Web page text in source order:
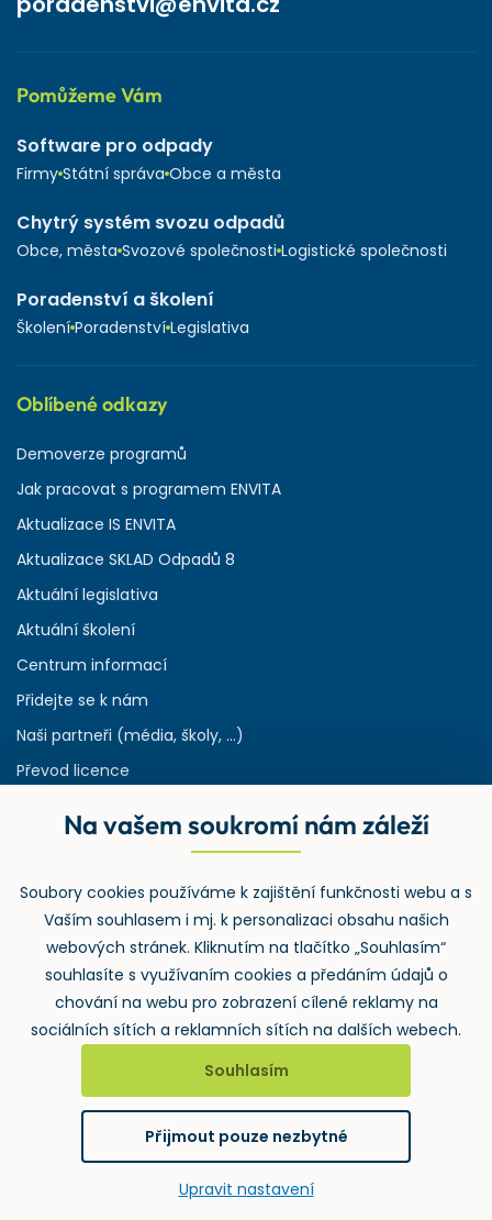
Pomůžeme Vám
Software pro odpady
Firmy Státní správa Obce a města
Chytrý systém svozu odpadů
Obce, města Svozové společnosti Logistické společnosti
Poradenství a školení
Školení Poradenství Legislativa
Oblíbené odkazy
Demoverze programů
Jak pracovat s programem ENVITA
Aktualizace IS ENVITA
Aktualizace SKLAD Odpadů 8
Aktuální legislativa
Aktuální školení
Centrum informací
Přidejte se k nám
Naši partneři (média, školy, ...)
Převod licence
Rejstřík používaných zkratek v odpadech
Zpětný odběr
Wolters Kluwer ČR, a.s., U nákladového nádraží 3265/10,
130 00 Praha 3 – Strašnice
GDPR
Cookies
Notifikace
vytvořilwebProgress
Na vašem soukromí nám záleží
Soubory cookies používáme k zajištění funkčnosti webu a s
Vaším souhlasem i mj. k personalizaci obsahu našich
webových stránek. Kliknutím na tlačítko „Souhlasím“
souhlasíte s využívaním cookies a předáním údajů o
chování na webu pro zobrazení cílené reklamy na
sociálních sítích a reklamních sítích na dalších webech.
Souhlasím
Přijmout pouze nezbytné
Upravit nastavení